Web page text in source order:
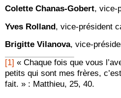
Colette Chanas-Gobert, vice-
Yves Rolland, vice-président
Brigitte Vilanova, vice-
[1] « Chaque fois que vous
petits qui sont mes frères,
fait. » : Matthieu, 25, 40.